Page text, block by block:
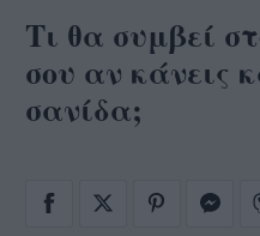
Τι θα συμβεί
σου αν κάνεις
σανίδα;